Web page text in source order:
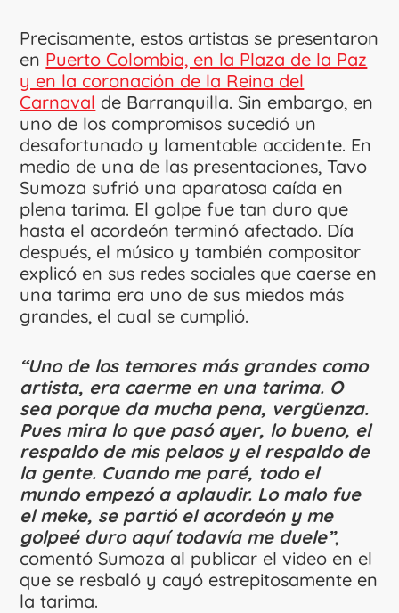
Precisamente, estos artistas se presentaron
en Puerto Colombia, en la Plaza de la Paz
y en la coronación de la Reina del
Carnaval de Barranquilla. Sin embargo, en
uno de los compromisos sucedió un
desafortunado y lamentable accidente. En
medio de una de las presentaciones, Tavo
Sumoza sufrió una aparatosa caída en
plena tarima. El golpe fue tan duro que
hasta el acordeón terminó afectado. Día
después, el músico y también compositor
explicó en sus redes sociales que caerse en
una tarima era uno de sus miedos más
grandes, el cual se cumplió.
“Uno de los temores más grandes como
artista, era caerme en una tarima. O
sea porque da mucha pena, vergüenza.
Pues mira lo que pasó ayer, lo bueno, el
respaldo de mis pelaos y el respaldo de
la gente. Cuando me paré, todo el
mundo empezó a aplaudir. Lo malo fue
el meke, se partió el acordeón y me
golpeé duro aquí todavía me duele”,
comentó Sumoza al publicar el video en el
que se resbaló y cayó estrepitosamente en
la tarima.